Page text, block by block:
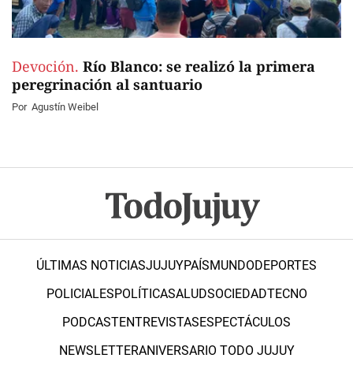
Devoción. Río Blanco: se realizó la primera
peregrinación al santuario
Por Agustín Weibel
ÚLTIMAS NOTICIASJUJUYPAÍSMUNDODEPORTES
POLICIALESPOLÍTICASALUDSOCIEDADTECNO
PODCASTENTREVISTASESPECTÁCULOS
NEWSLETTERANIVERSARIO TODO JUJUY